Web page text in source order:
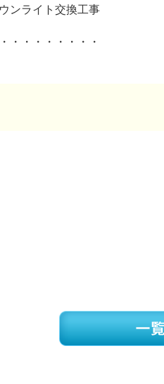
ンライト交換工事
・・・・・・・